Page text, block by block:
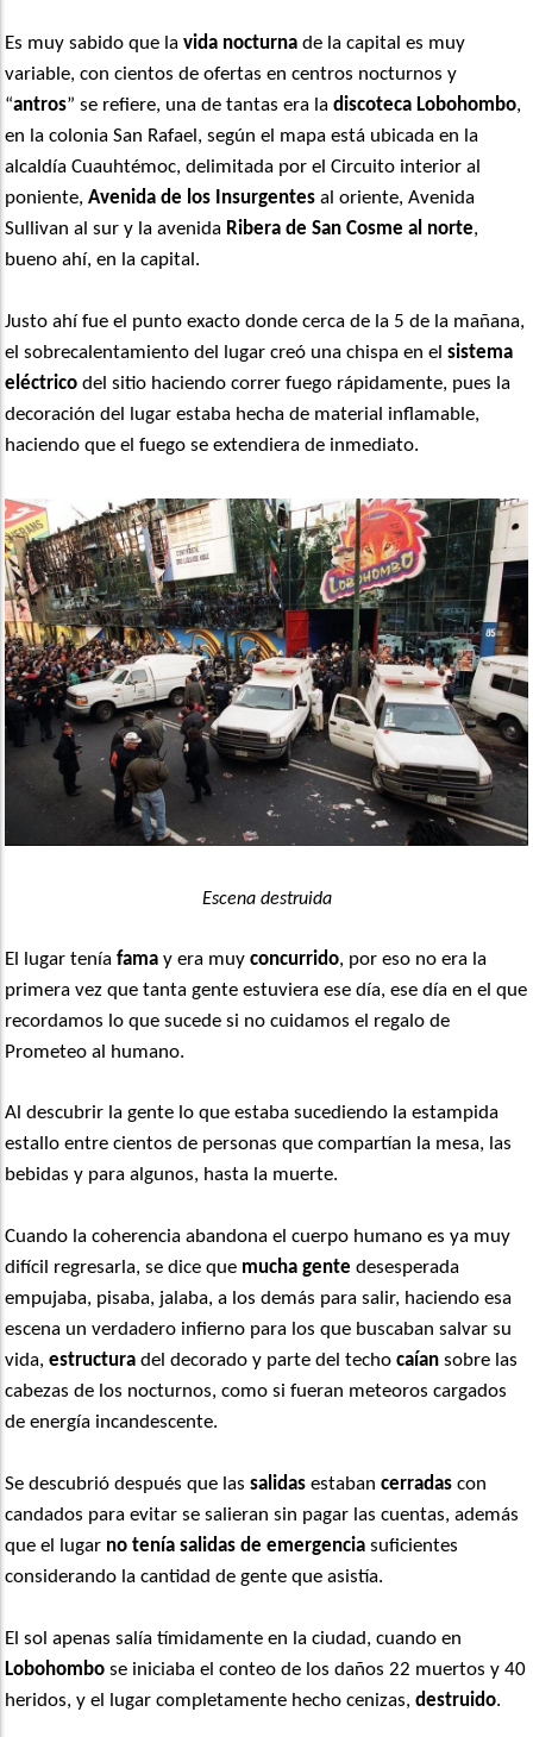
Es muy sabido que lavida nocturna de la capital es muy
variable, con cientos de ofertas en centros nocturnos y
“antros” se refiere, una de tantas era ladiscoteca Lobohombo,
en la colonia San Rafael, según el mapa está ubicada en la
alcaldía Cuauhtémoc, delimitada por el Circuito interior al
poniente,Avenida de los Insurgentes al oriente, Avenida
Sullivan al sur y la avenida Ribera de San Cosme al norte,
bueno ahí, en la capital.
Justo ahí fue el punto exacto donde cerca de la 5 de la mañana,
el sobrecalentamiento del lugar creó una chispa en elsistema
eléctrico del sitio haciendo correr fuego rápidamente, pues la
decoración del lugar estaba hecha de material inflamable,
haciendo que el fuego se extendiera de inmediato.
Escena destruida
El lugar teníafama y era muyconcurrido, por eso no era la
primera vez que tanta gente estuviera ese día, ese día en el que
recordamos lo que sucede si no cuidamos el regalo de
Prometeo al humano.
Al descubrir la gente lo que estaba sucediendo la estampida
estallo entre cientos de personas que compartían la mesa, las
bebidas y para algunos, hasta la muerte.
Cuando la coherencia abandona el cuerpo humano es ya muy
difícil regresarla, se dice que mucha gente desesperada
empujaba, pisaba, jalaba, a los demás para salir, haciendo esa
escena un verdadero infierno para los que buscaban salvar su
vida,estructura del decorado y parte del techocaían sobre las
cabezas de los nocturnos, como si fueran meteoros cargados
de energía incandescente.
Se descubrió después que lassalidas estabancerradas con
candados para evitar se salieran sin pagar las cuentas, además
que el lugar no tenía salidas de emergencia suficientes
considerando la cantidad de gente que asistía.
El sol apenas salía tímidamente en la ciudad, cuando en
Lobohombo se iniciaba el conteo de los daños 22 muertos y 40
heridos, y el lugar completamente hecho cenizas,destruido.